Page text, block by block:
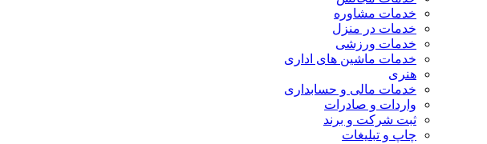
خدمات مشاوره
خدمات در منزل
خدمات ورزشی
خدمات ماشین های اداری
هنری
خدمات مالی و حسابداری
واردات و صادرات
ثبت شرکت و برند
چاپ و تبلیغات